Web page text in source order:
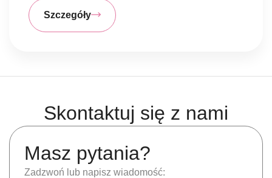
Szczegóły
Skontaktuj się z nami
Masz pytania?
Zadzwoń lub napisz wiadomość: